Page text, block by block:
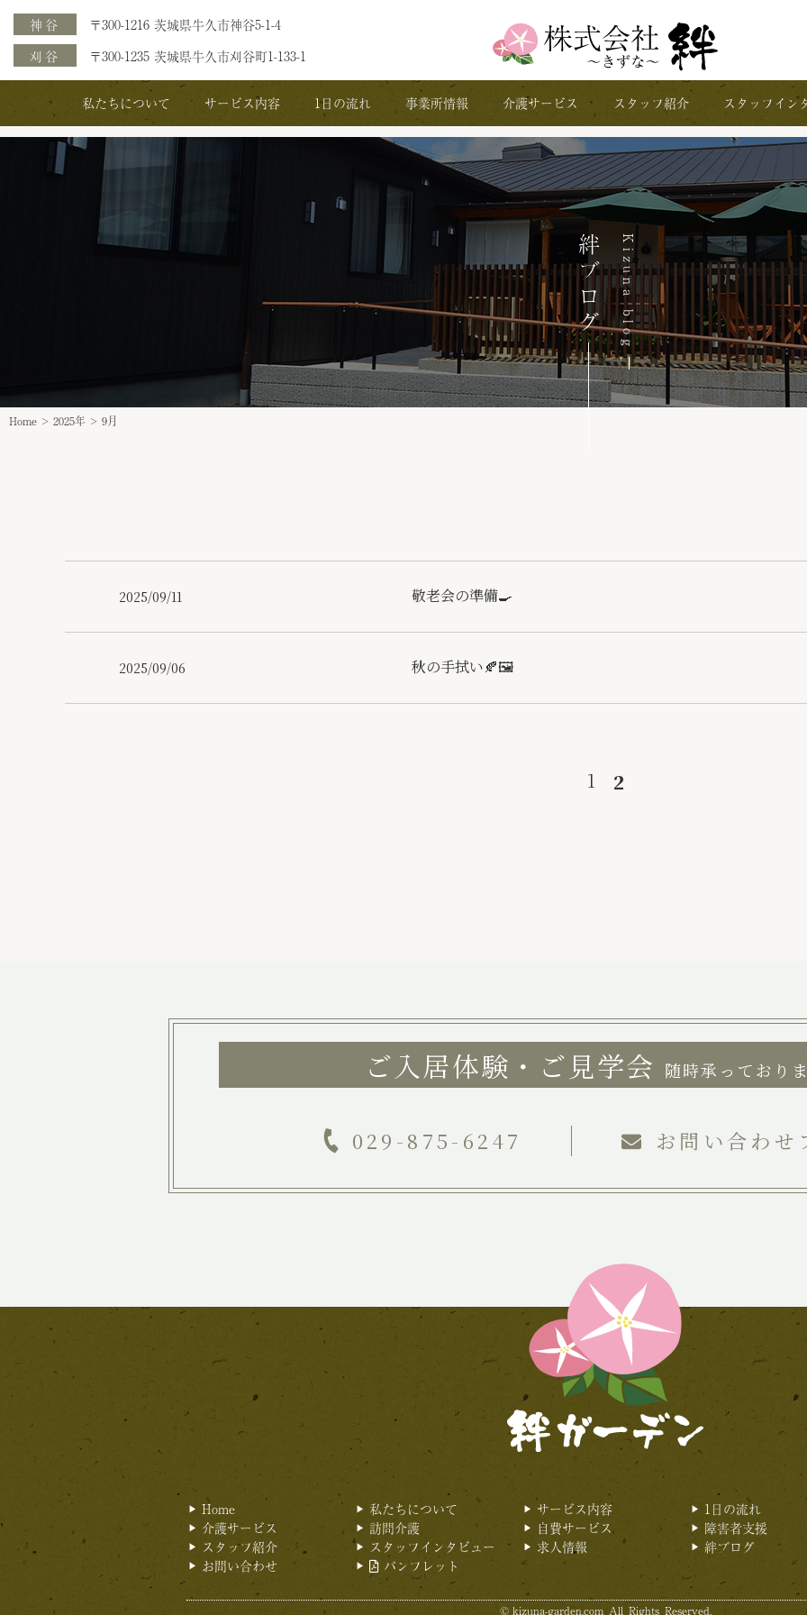
神谷
〒300-1216 茨城県牛久市神谷5-1-4
刈谷
〒300-1235 茨城県牛久市刈谷町1-133-1
私たちについて サービス内容 1日の流れ 事業所情報 介護サービス スタッフ紹介 スタッフイン
Kizuna blog
絆ブログ
Home > 2025年 > 9月
2025/09/11 敬老会の準備🍳
2025/09/06 秋の手拭い🍂🖼️
1 2
ご入居体験・ご見学会 随時承っておりま
029-875-6247 お問い合わせ
Home 私たちについて サービス内容 1日の流れ
介護サービス
訪問介護 自費サービス 障害者支援
スタッフ紹介
スタッフインタビュー 求人情報 絆ブログ
お問い合わせ
パンフレット
© kizuna-garden.comAll Rights Reserved.